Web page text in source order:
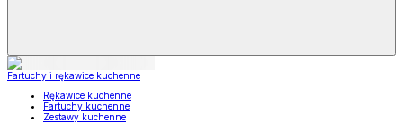
Fartuchy i rękawice kuchenne
Rękawice kuchenne
Fartuchy kuchenne
Zestawy kuchenne